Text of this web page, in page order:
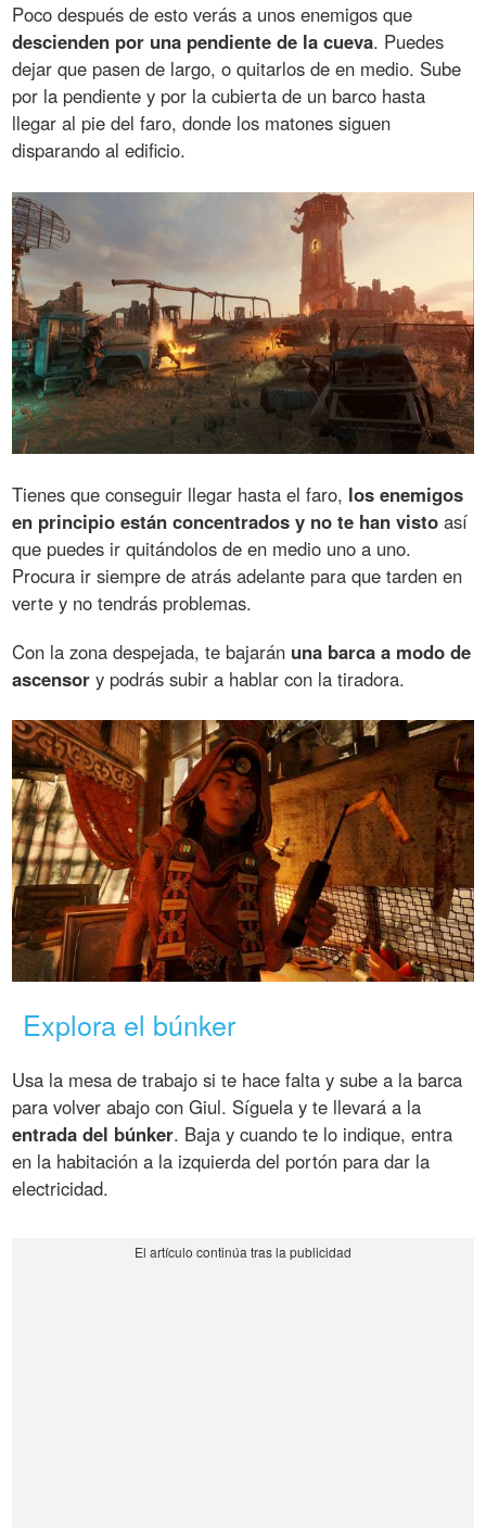
Poco después de esto verás a unos enemigos que
descienden por una pendiente de la cueva. Puedes
dejar que pasen de largo, o quitarlos de en medio. Sube
por la pendiente y por la cubierta de un barco hasta
llegar al pie del faro, donde los matones siguen
disparando al edificio.
Tienes que conseguir llegar hasta el faro, los enemigos
en principio están concentrados y no te han visto así
que puedes ir quitándolos de en medio uno a uno.
Procura ir siempre de atrás adelante para que tarden en
verte y no tendrás problemas.
Con la zona despejada, te bajarán una barca a modo de
ascensor y podrás subir a hablar con la tiradora.
Explora el búnker
Usa la mesa de trabajo si te hace falta y sube a la barca
para volver abajo con Giul. Síguela y te llevará a la
entrada del búnker. Baja y cuando te lo indique, entra
en la habitación a la izquierda del portón para dar la
electricidad.